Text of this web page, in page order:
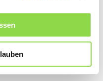
Vereinigung